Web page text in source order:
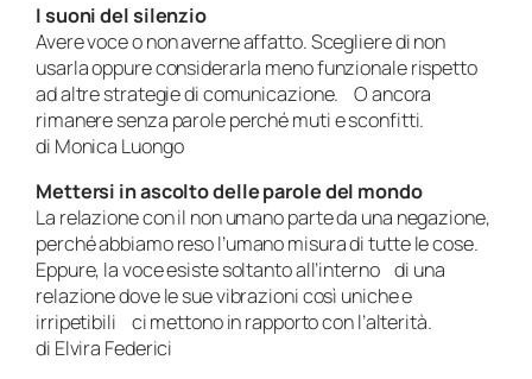
I suoni del silenzio
Avere voce o non averne affatto. Scegliere di non
usarla oppure considerarla meno funzionale rispetto
ad altre strategie di comunicazione. O ancora
rimanere senza parole perché muti e sconfitti.
di Monica Luongo
Mettersi in ascolto delle parole del mondo
La relazione con il non umano parte da una negazione,
perché abbiamo reso l’umano misura di tutte le cose.
Eppure, la voce esiste soltanto all’interno di una
relazione dove le sue vibrazioni così uniche e
irripetibili ci mettono in rapporto con l’alterità.
di Elvira Federici